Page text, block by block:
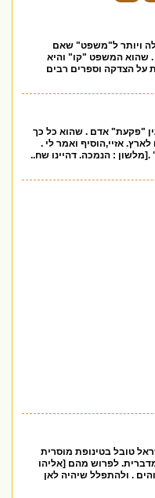
ויותר ל"משפט" שאם
שהוא המשפט "קו" והיא
על הצדקה וספרים רבים
"פקעת" אדם . שהוא כל כך
אזיי,הוסיף ואמר לי .
: הנמכה. דהיינו שח..
טובל בטינופת מוסרית
לפרוש מהם [אליהו
. ולהתפלל שיהיה לאן